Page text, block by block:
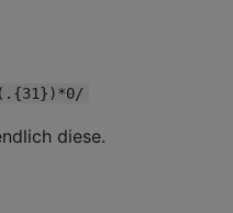
diese.